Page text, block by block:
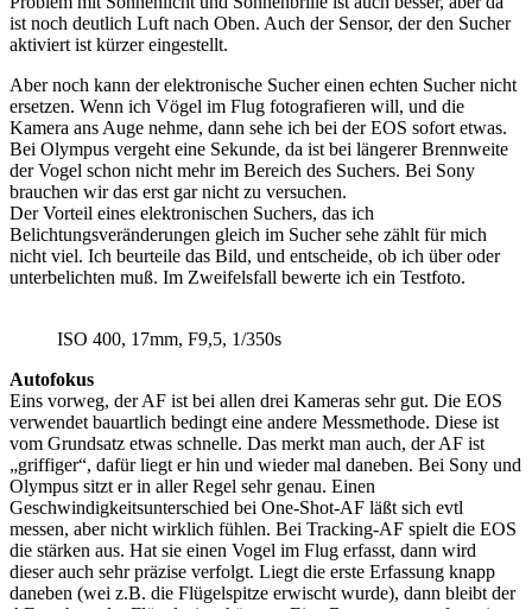
ist noch deutlich Luft nach Oben. Auch der Sensor, der den Sucher
aktiviert ist kürzer eingestellt.
Aber noch kann der elektronische Sucher einen echten Sucher nicht
ersetzen. Wenn ich Vögel im Flug fotografieren will, und die
Kamera ans Auge nehme, dann sehe ich bei der EOS sofort etwas.
Bei Olympus vergeht eine Sekunde, da ist bei längerer Brennweite
der Vogel schon nicht mehr im Bereich des Suchers. Bei Sony
brauchen wir das erst gar nicht zu versuchen.
Der Vorteil eines elektronischen Suchers, das ich
Belichtungsveränderungen gleich im Sucher sehe zählt für mich
nicht viel. Ich beurteile das Bild, und entscheide, ob ich über oder
unterbelichten muß. Im Zweifelsfall bewerte ich ein Testfoto.
ISO 400, 17mm, F9,5, 1/350s
Autofokus
Eins vorweg, der AF ist bei allen drei Kameras sehr gut. Die EOS
verwendet bauartlich bedingt eine andere Messmethode. Diese ist
vom Grundsatz etwas schnelle. Das merkt man auch, der AF ist
„griffiger“, dafür liegt er hin und wieder mal daneben. Bei Sony und
Olympus sitzt er in aller Regel sehr genau. Einen
Geschwindigkeitsunterschied bei One-Shot-AF läßt sich evtl
messen, aber nicht wirklich fühlen. Bei Tracking-AF spielt die EOS
die stärken aus. Hat sie einen Vogel im Flug erfasst, dann wird
dieser auch sehr präzise verfolgt. Liegt die erste Erfassung knapp
daneben (wei z.B. die Flügelspitze erwischt wurde), dann bleibt der